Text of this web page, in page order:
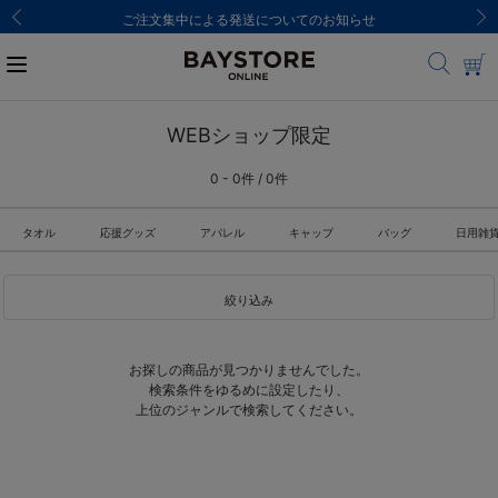
ご注文集中による発送についてのお知らせ
WEBショップ限定
0 - 0件 / 0件
タオル 応援グッズ アパレル キャップ バッグ 日用雑
絞り込み
お探しの商品が見つかりませんでした。
検索条件をゆるめに設定したり、
上位のジャンルで検索してください。